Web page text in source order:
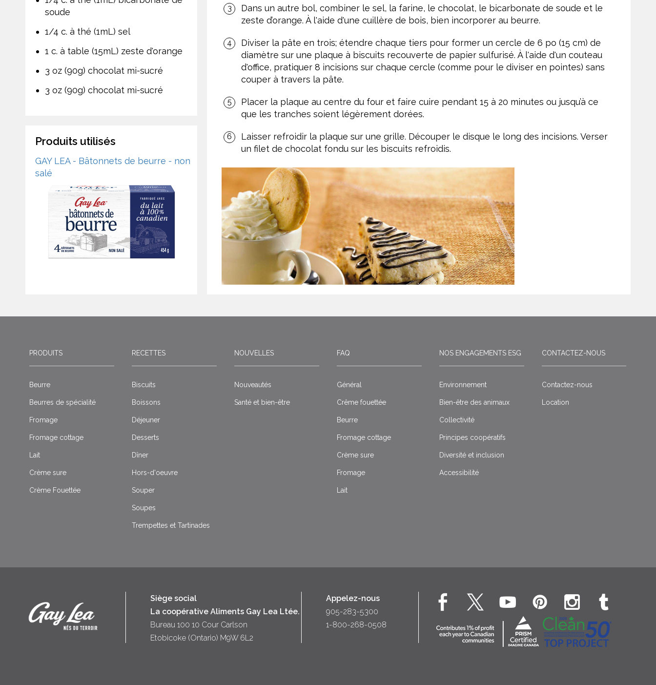
Dans un autre bol, combiner le sel, la farine, le chocolat, le bicarbonate de soude et le
zeste d’orange. À l'aide d'une cuillère de bois, bien incorporer au beurre.
Diviser la pâte en trois; étendre chaque tiers pour former un cercle de 6 po (15 cm) de
diamètre sur une plaque à biscuits recouverte de papier sulfurisé. À l'aide d'un couteau
d'office, pratiquer 8 incisions sur chaque cercle (comme pour le diviser en pointes) sans
couper à travers la pâte.
Placer la plaque au centre du four et faire cuire pendant 15 à 20 minutes ou jusqu’à ce
que les tranches soient légèrement dorées.
Laisser refroidir la plaque sur une grille. Découper le disque le long des incisions. Verser
un filet de chocolat fondu sur les biscuits refroidis.
soude
1/4 c. à thé (1mL) sel
1 c. à table (15mL) zeste d'orange
3 oz (90g) chocolat mi-sucré
3 oz (90g) chocolat mi-sucré
Produits utilisés
GAY LEA - Bâtonnets de beurre - non
salé
PRODUITS
Beurre
Beurres de spécialité
Fromage
Fromage cottage
Lait
Crème sure
Crème Fouettée
RECETTES
Biscuits
Boissons
Déjeuner
Desserts
Dîner
Hors-d'oeuvre
Souper
Soupes
Trempettes et Tartinades
NOUVELLES
Nouveautés
Santé et bien-être
FAQ
Général
Crême fouettée
Beurre
Fromage cottage
Crème sure
Fromage
Lait
NOS ENGAGEMENTS ESG
Environnement
Bien-être des animaux
Collectivité
Principes coopératifs
Diversité et inclusion
Accessibilité
CONTACTEZ-NOUS
Contactez-nous
Location
Siège social
La coopérative Aliments Gay Lea Ltée.
Bureau 100 10 Cour Carlson
Etobicoke (Ontario) M9W 6L2
Appelez-nous
905-283-5300
1-800-268-0508